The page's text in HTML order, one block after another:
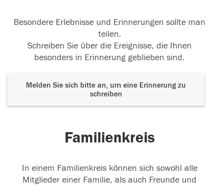
Besondere Erlebnisse und Erinnerungen sollte man
teilen.
Schreiben Sie über die Ereignisse, die Ihnen
besonders in Erinnerung geblieben sind.
Melden Sie sich bitte an, um eine Erinnerung zu
schreiben
Familienkreis
In einem Familienkreis können sich sowohl alle
Mitglieder einer Familie, als auch Freunde und